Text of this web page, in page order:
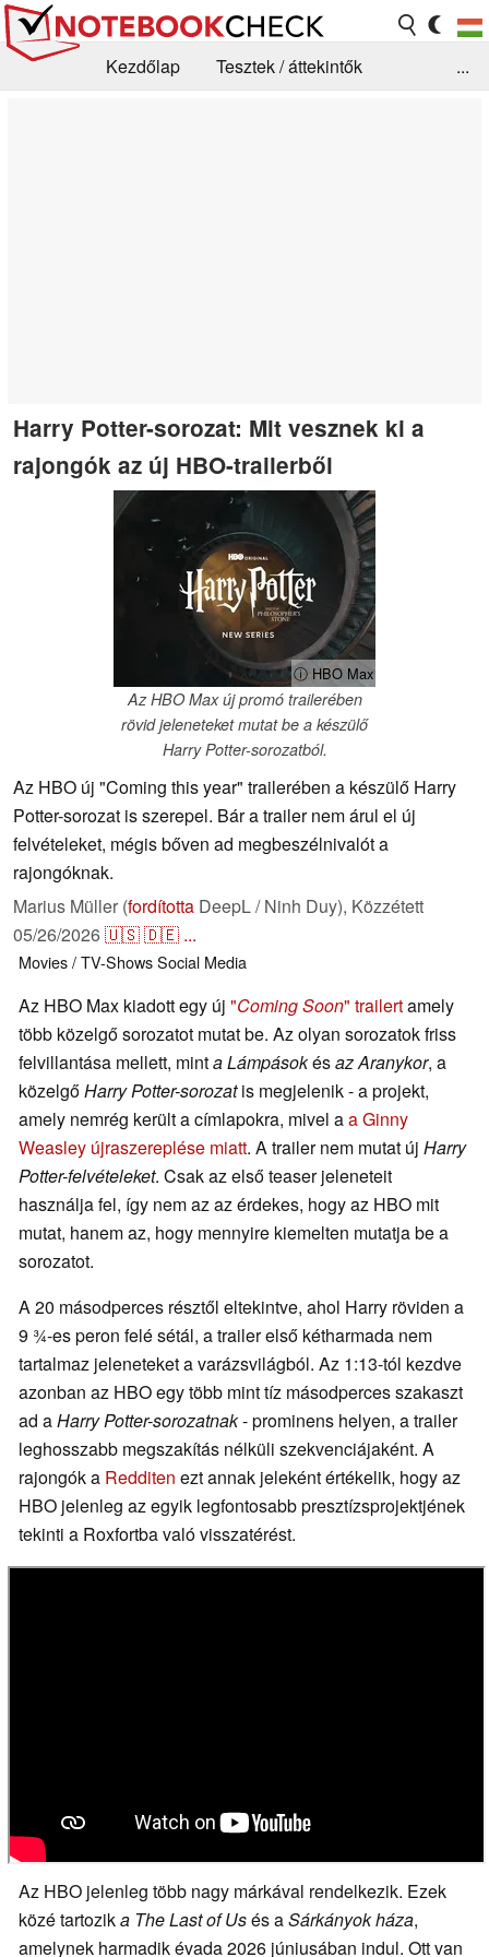
Kezdőlap
Tesztek / áttekintők
...
Harry Potter-sorozat: Mit vesznek ki a
rajongók az új HBO-trailerből
ⓘ HBO Max
Az HBO Max új promó trailerében
rövid jeleneteket mutat be a készülő
Harry Potter-sorozatból.
Az HBO új "Coming this year" trailerében a készülő Harry
Potter-sorozat is szerepel. Bár a trailer nem árul el új
felvételeket, mégis bőven ad megbeszélnivalót a
rajongóknak.
Marius Müller (fordította DeepL / Ninh Duy), Közzétett
05/26/2026🇺🇸🇩🇪 ...
Movies / TV-ShowsSocial Media
Az HBO Max kiadott egy új "Coming Soon" trailertamely
több közelgő sorozatot mutat be. Az olyan sorozatok friss
felvillantása mellett, minta Lámpásokésaz Aranykor, a
közelgőHarry Potter-sorozatis megjelenik - a projekt,
amely nemrég került a címlapokra, mivel aa Ginny
Weasley újraszereplése miatt. A trailer nem mutat új Harry
Potter-felvételeket. Csak az első teaser jeleneteit
használja fel, így nem az az érdekes, hogy az HBO mit
mutat, hanem az, hogy mennyire kiemelten mutatja be a
sorozatot.
A 20 másodperces résztől eltekintve, ahol Harry röviden a
9 ¾-es peron felé sétál, a trailer első kétharmada nem
tartalmaz jeleneteket a varázsvilágból. Az 1:13-tól kezdve
azonban az HBO egy több mint tíz másodperces szakaszt
ad aHarry Potter-sorozatnak- prominens helyen, a trailer
leghosszabb megszakítás nélküli szekvenciájaként. A
rajongók a Redditen ezt annak jeleként értékelik, hogy az
HBO jelenleg az egyik legfontosabb presztízsprojektjének
tekinti a Roxfortba való visszatérést.
Az HBO jelenleg több nagy márkával rendelkezik. Ezek
közé tartozika The Last of Usés aSárkányok háza,
amelynek harmadik évada 2026 júniusában indul. Ott van